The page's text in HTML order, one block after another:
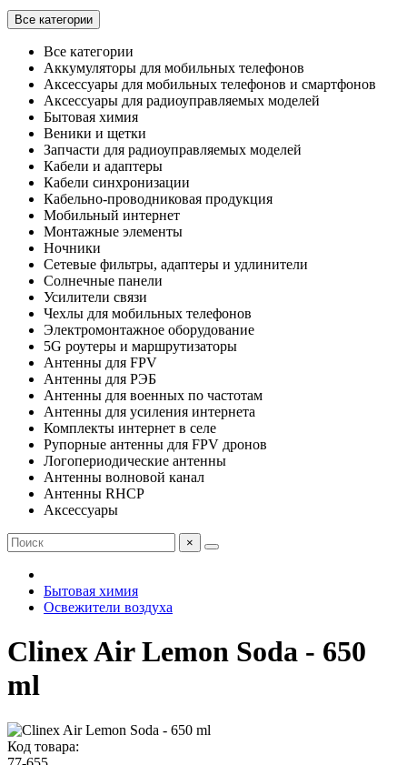
Все категории
Все категории
Аккумуляторы для мобильных телефонов
Аксессуары для мобильных телефонов и смартфонов
Аксессуары для радиоуправляемых моделей
Бытовая химия
Веники и щетки
Запчасти для радиоуправляемых моделей
Кабели и адаптеры
Кабели синхронизации
Кабельно-проводниковая продукция
Мобильный интернет
Монтажные элементы
Ночники
Сетевые фильтры, адаптеры и удлинители
Солнечные панели
Усилители связи
Чехлы для мобильных телефонов
Электромонтажное оборудование
5G роутеры и маршрутизаторы
Антенны для FPV
Антенны для РЭБ
Антенны для военных по частотам
Антенны для усиления интернета
Комплекты интернет в селе
Рупорные антенны для FPV дронов
Логопериодические антенны
Антенны волновой канал
Антенны RHCP
Аксессуары
×
Бытовая химия
Освежители воздуха
Clinex Air Lemon Soda - 650
ml
Код товара: